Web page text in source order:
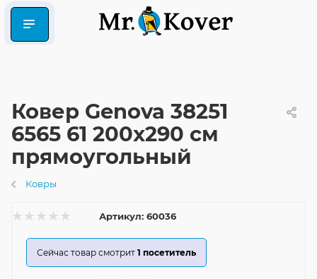
Ковер Genova 38251
6565 61 200x290 см
прямоугольный
Ковры
Артикул: 60036
Сейчас товар смотрит 1 посетитель